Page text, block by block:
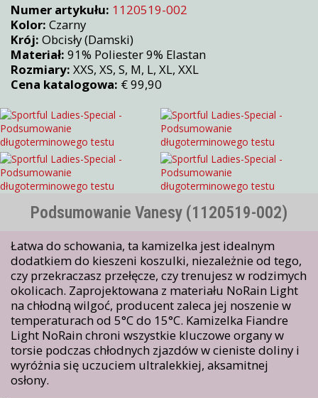
Numer artykułu: 1120519-002
Kolor: Czarny
Krój: Obcisły (Damski)
Materiał: 91% Poliester 9% Elastan
Rozmiary: XXS, XS, S, M, L, XL, XXL
Cena katalogowa: € 99,90
Podsumowanie Vanesy (1120519-002)
Łatwa do schowania, ta kamizelka jest idealnym
dodatkiem do kieszeni koszulki, niezależnie od tego,
czy przekraczasz przełęcze, czy trenujesz w rodzimych
okolicach. Zaprojektowana z materiału NoRain Light
na chłodną wilgoć, producent zaleca jej noszenie w
temperaturach od 5°C do 15°C. Kamizelka Fiandre
Light NoRain chroni wszystkie kluczowe organy w
torsie podczas chłodnych zjazdów w cieniste doliny i
wyróżnia się uczuciem ultralekkiej, aksamitnej
osłony.